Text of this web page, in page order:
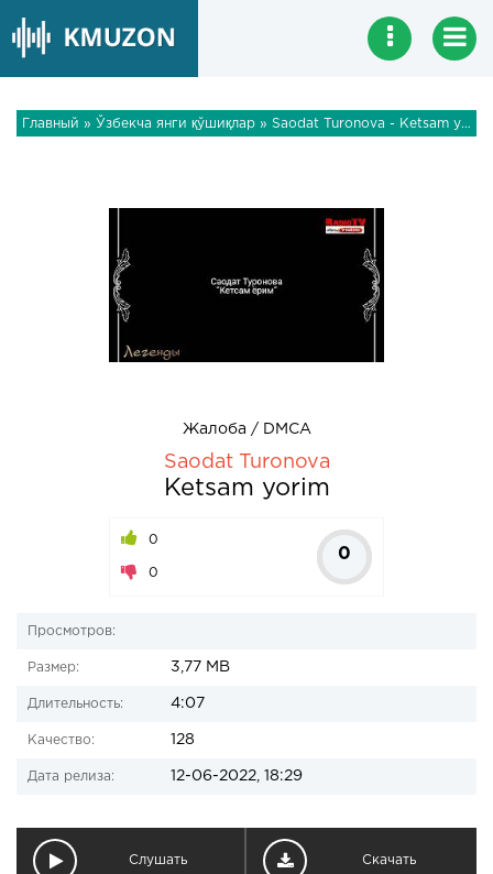
Главный » Ўзбекча янги қўшиқлар » Saodat Turonova - Ketsam yorim
Жалоба / DMCA
Saodat Turonova
Ketsam yorim
0
0
0
Просмотров:
Размер: 3,77 MB
Длительность: 4:07
Качество: 128
Дата релиза: 12-06-2022, 18:29
Слушать Скачать